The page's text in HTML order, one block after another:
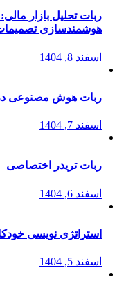
ربات تحلیل بازار
هوشمندسازی
اسفند 8, 1404
ربات هوش مصنوعی در
اسفند 7, 1404
ربات تریدر اختصاصی
اسفند 6, 1404
استراتژی‌ نویسی
اسفند 5, 1404